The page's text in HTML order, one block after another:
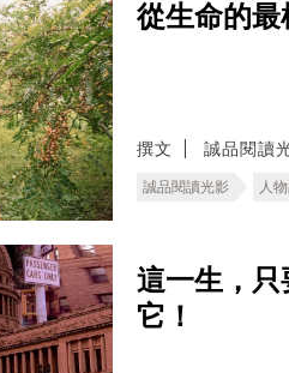
從生命的
撰文 誠品閱讀
誠品閱讀光影 人
這一生，
它！